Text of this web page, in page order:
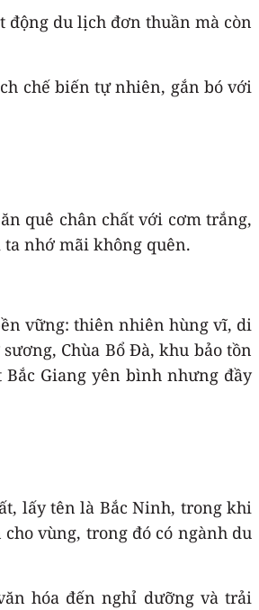
động du lịch đơn thuần mà còn
chế biến tự nhiên, gắn bó với
quê chân chất với cơm trắng,
nhớ mãi không quên.
vững: thiên nhiên hùng vĩ, di
Chùa Bổ Đà, khu bảo tồn
Bắc Giang yên bình nhưng đầy
lấy tên là Bắc Ninh, trong khi
vùng, trong đó có ngành du
hóa đến nghỉ dưỡng và trải